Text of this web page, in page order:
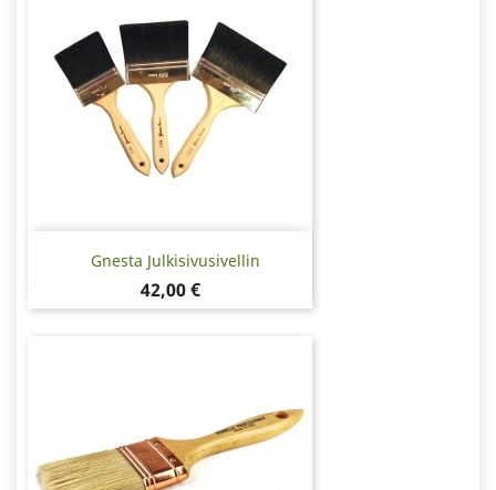
Gnesta Julkisivusivellin
Hinta
42,00 €